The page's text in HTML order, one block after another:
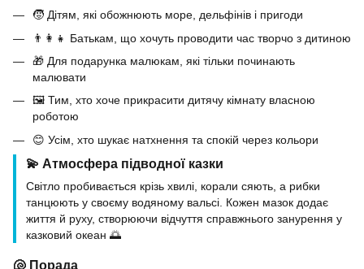
🧒 Дітям, які обожнюють море, дельфінів і пригоди
👨‍👩‍👧 Батькам, що хочуть проводити час творчо з дитиною
🎁 Для подарунка малюкам, які тільки починають
малювати
🖼 Тим, хто хоче прикрасити дитячу кімнату власною
роботою
😊 Усім, хто шукає натхнення та спокій через кольори
💫 Атмосфера підводної казки
Світло пробивається крізь хвилі, корали сяють, а рибки
танцюють у своєму водяному вальсі. Кожен мазок додає
життя й руху, створюючи відчуття справжнього занурення у
казковий океан 🌅
🐚 Порада